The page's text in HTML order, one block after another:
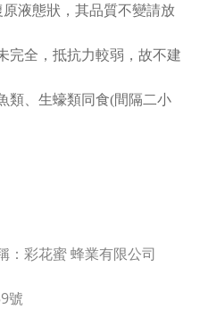
液態狀，其品質不變請放
完全，抵抗力較弱，故不建
類、生蠔類同食(間隔二小
：彩花蜜 蜂業有限公司
號